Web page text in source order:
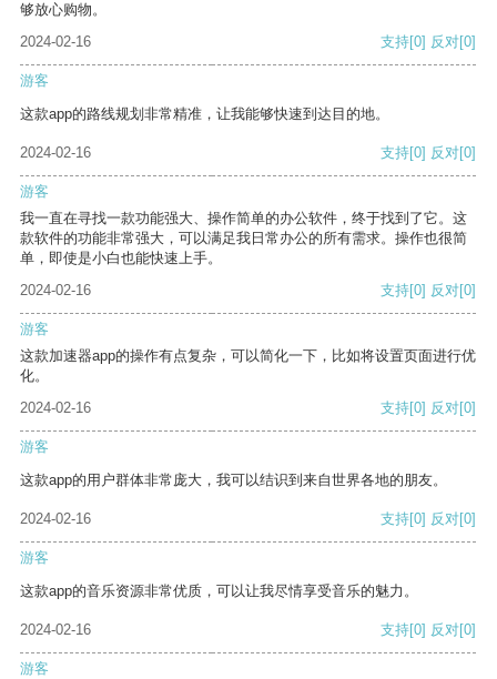
够放心购物。
2024-02-16
支持[0] 反对[0]
游客
这款app的路线规划非常精准，让我能够快速到达目的地。
2024-02-16 支持[0] 反对[0]
游客
我一直在寻找一款功能强大、操作简单的办公软件，终于找到了它。这
款软件的功能非常强大，可以满足我日常办公的所有需求。操作也很简
单，即使是小白也能快速上手。
2024-02-16
支持[0] 反对[0]
游客
这款加速器app的操作有点复杂，可以简化一下，比如将设置页面进行优
化。
2024-02-16
支持[0] 反对[0]
游客
这款app的用户群体非常庞大，我可以结识到来自世界各地的朋友。
2024-02-16 支持[0] 反对[0]
游客
这款app的音乐资源非常优质，可以让我尽情享受音乐的魅力。
2024-02-16 支持[0] 反对[0]
游客